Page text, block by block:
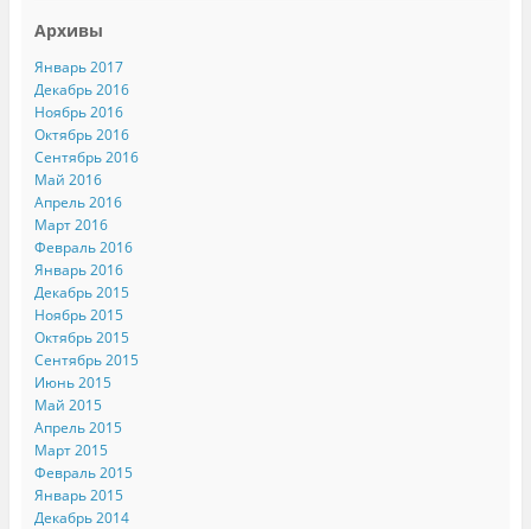
Архивы
Январь 2017
Декабрь 2016
Ноябрь 2016
Октябрь 2016
Сентябрь 2016
Май 2016
Апрель 2016
Март 2016
Февраль 2016
Январь 2016
Декабрь 2015
Ноябрь 2015
Октябрь 2015
Сентябрь 2015
Июнь 2015
Май 2015
Апрель 2015
Март 2015
Февраль 2015
Январь 2015
Декабрь 2014